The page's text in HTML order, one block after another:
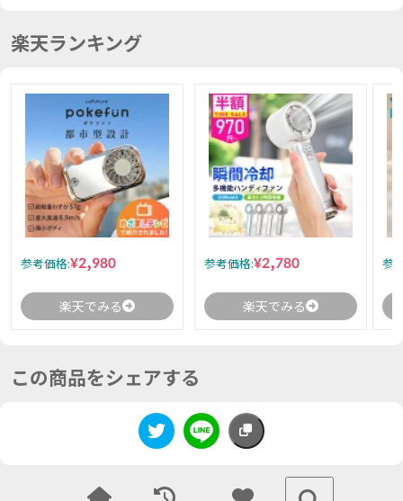
楽天ランキング
参考価格:¥2,980
楽天でみる
参考価格:¥2,780
楽天でみる
参
この商品をシェアする